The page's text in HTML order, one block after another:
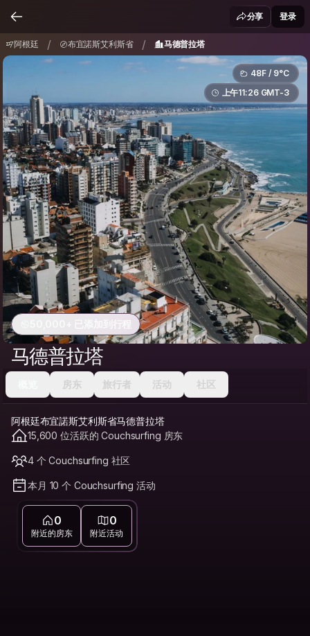
马德普拉塔分享 登录
阿根廷 / 布宜諾斯艾利斯省 / 马德普拉塔
48F / 9°C
上午11:26 GMT-3
50,000+ 已添加到行程
马德普拉塔
房东 旅行者 活动 社区
阿根廷布宜諾斯艾利斯省马德普拉塔
15,600 位活跃的 Couchsurfing 房东
4 个 Couchsurfing 社区
本月 10 个 Couchsurfing 活动
0
附近的房东
0
附近活动